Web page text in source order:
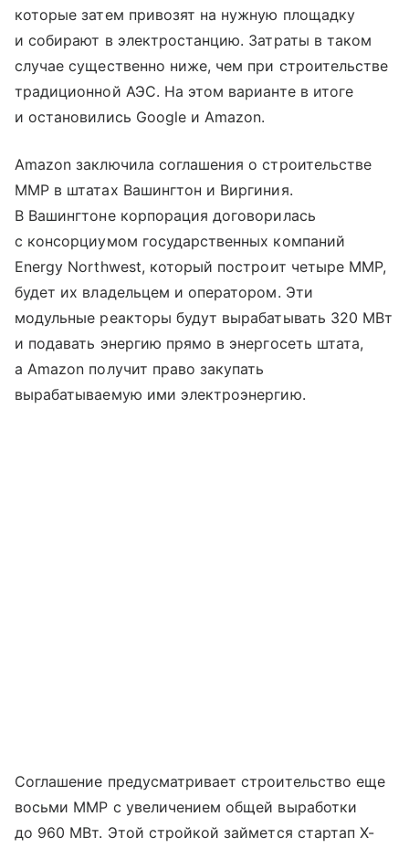
которые затем привозят на нужную площадку
и собирают в электростанцию. Затраты в таком
случае существенно ниже, чем при строительстве
традиционной АЭС. На этом варианте в итоге
и остановились Google и Amazon.
Amazon заключила соглашения о строительстве
ММР в штатах Вашингтон и Виргиния.
В Вашингтоне корпорация договорилась
с консорциумом государственных компаний
Energy Northwest, который построит четыре ММР,
будет их владельцем и оператором. Эти
модульные реакторы будут вырабатывать 320 МВт
и подавать энергию прямо в энергосеть штата,
а Amazon получит право закупать
вырабатываемую ими электроэнергию.
Соглашение предусматривает строительство еще
восьми ММР с увеличением общей выработки
до 960 МВт. Этой стройкой займется стартап X-